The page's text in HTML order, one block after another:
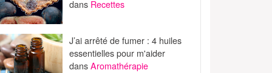
dans Recettes
J’ai arrêté de fumer : 4 huiles
essentielles pour m'aider
dansAromathérapie